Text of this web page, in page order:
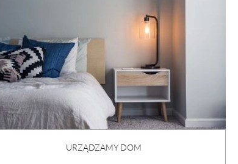
URZĄDZAMY DOM